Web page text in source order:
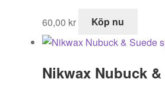
60,00 kr Köp nu
Nikwax Nubuck